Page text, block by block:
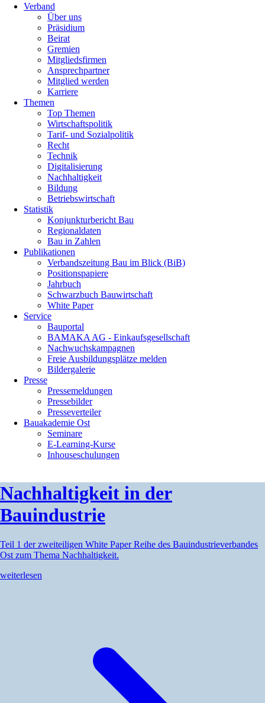
Verband
Über uns
Präsidium
Beirat
Gremien
Mitgliedsfirmen
Ansprechpartner
Mitglied werden
Karriere
Themen
Top Themen
Wirtschaftspolitik
Tarif- und Sozialpolitik
Recht
Technik
Digitalisierung
Nachhaltigkeit
Bildung
Betriebswirtschaft
Statistik
Konjunkturbericht Bau
Regionaldaten
Bau in Zahlen
Publikationen
Verbandszeitung Bau im Blick (BiB)
Positionspapiere
Jahrbuch
Schwarzbuch Bauwirtschaft
White Paper
Service
Bauportal
BAMAKA AG - Einkaufsgesellschaft
Nachwuchskampagnen
Freie Ausbildungsplätze melden
Bildergalerie
Presse
Pressemeldungen
Pressebilder
Presseverteiler
Bauakademie Ost
Seminare
E-Learning-Kurse
Inhouseschulungen
Nachhaltigkeit in der
Bauindustrie
Teil 1 der zweiteiligen White Paper Reihe des Bauindustrieverbandes
Ost zum Thema Nachhaltigkeit.
weiterlesen